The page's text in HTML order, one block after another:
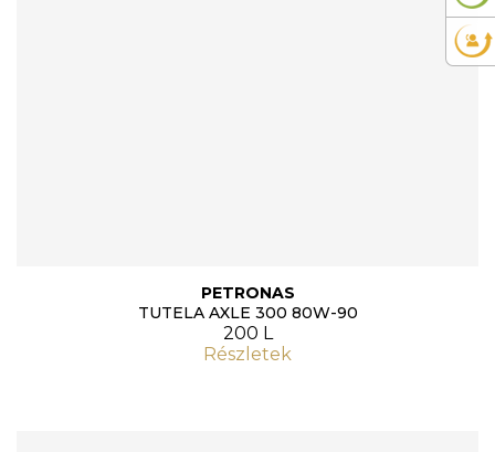
PETRONAS
TUTELA AXLE 300 80W-90
200 L
Részletek